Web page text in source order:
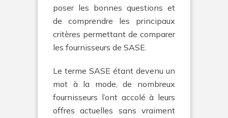
poser les bonnes questions et
de comprendre les principaux
critères permettant de comparer
les fournisseurs de SASE.
Le terme SASE étant devenu un
mot à la mode, de nombreux
fournisseurs l’ont accolé à leurs
offres actuelles sans vraiment